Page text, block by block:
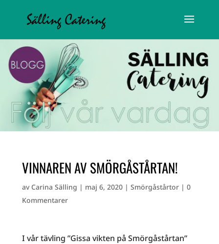
VINNAREN AV SMÖRGÅSTÅRTAN!
av Carina Sälling | maj 6, 2020| Smörgåstårtor| 0
Kommentarer
I vår tävling ”Gissa vikten på Smörgåstårtan”